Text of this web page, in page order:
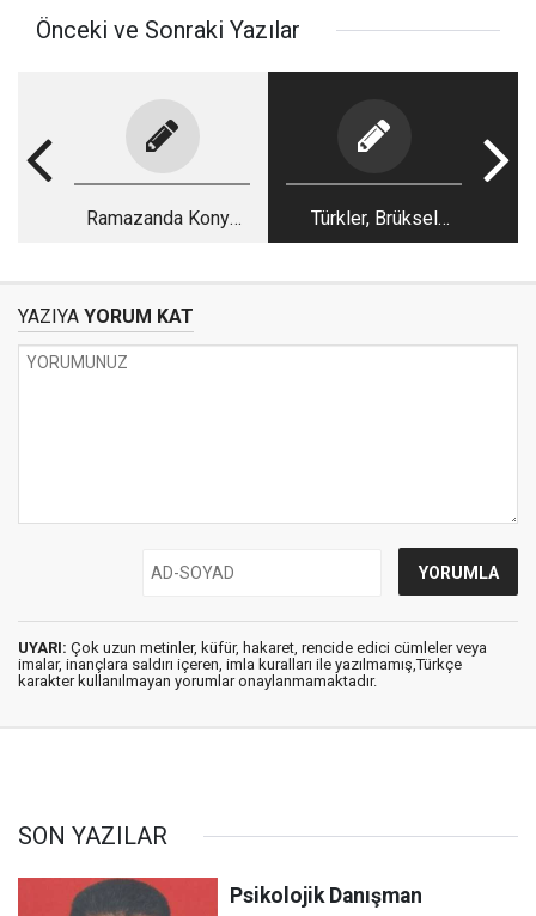
Önceki ve Sonraki Yazılar
Ramazanda Konya
Türkler, Brüksel
Önlerinde
YAZIYA YORUM KAT
UYARI: Çok uzun metinler, küfür, hakaret, rencide edici cümleler veya
imalar, inançlara saldırı içeren, imla kuralları ile yazılmamış,Türkçe
karakter kullanılmayan yorumlar onaylanmamaktadır.
SON YAZILAR
Psikolojik Danışman